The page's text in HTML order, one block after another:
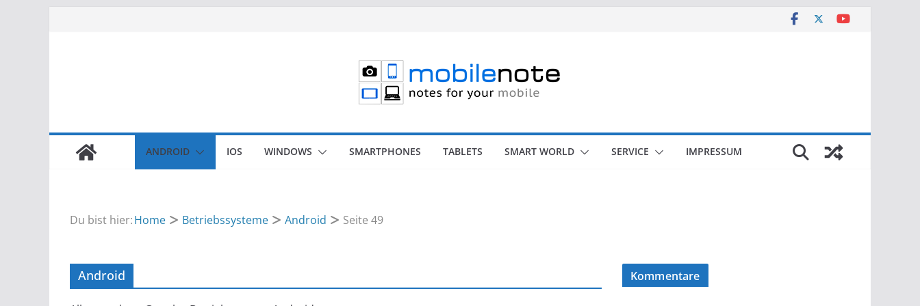
ANDROID IOS WINDOWS SMARTPHONES TABLETS SMART WORLD SERVICE IMPRESSUM
Du bist hier:Home Betriebssysteme Android Seite 49
Android Kommentare